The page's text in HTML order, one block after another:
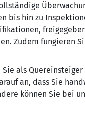
bis hin zu
Zudem fungieren
als Quereinsteiger
an, dass Sie
können Sie bei